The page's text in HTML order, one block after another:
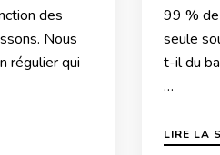
des
Nous
régulier qui
99 %
seule
t-il du
…
LIRE LA